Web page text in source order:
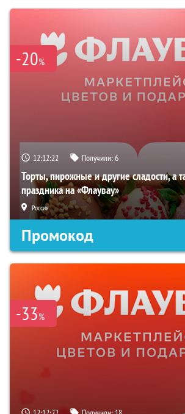
-20%
12:12:21 Получили:6
Торты, пирожные и другие сладости, а
праздника на «Флаувау»
Россия
Промокод
-33%